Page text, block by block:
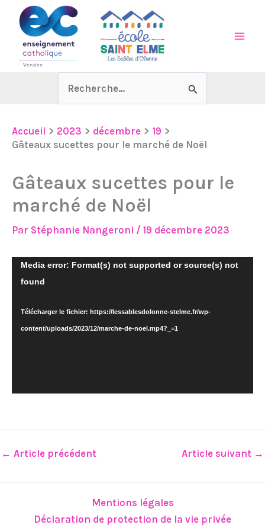
contenu
Rechercher :
Accueil 2023 décembre
19
Gâteaux sucettes pour le marché de Noël
Gâteaux sucettes pour le
marché de Noël
Par Stéphanie Nangeroni / 19 décembre 2023
Lecteur
vidéo
Media error: Format(s) not supported or source(s) not
found
Télécharger le fichier: https://lessablesdolonne-stelme.fr/wp-
content/uploads/2023/12/marche-de-noel.mp4?_=1
← Article précédent Article suivant →
Mentions légales
Déclaration de protection de la vie privée